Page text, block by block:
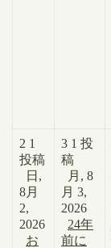
2 1
投稿
日,
8月
2,
2026
お
3 1 投
稿
月, 8
月 3,
2026
24年
前に